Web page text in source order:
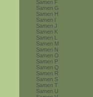
Samen F
Samen G
Samen H
Samen I
Samen J
Samen K
Samen L
Samen M
Samen N
Samen O
Samen P
Samen Q
Samen R
Samen S
Samen T
Samen U